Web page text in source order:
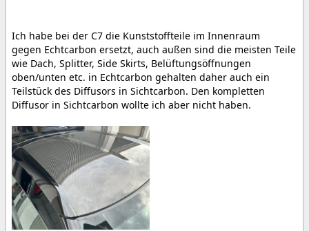
Ich habe bei der C7 die Kunststoffteile im Innenraum
gegen Echtcarbon ersetzt, auch außen sind die meisten Teile
wie Dach, Splitter, Side Skirts, Belüftungsöffnungen
oben/unten etc. in Echtcarbon gehalten daher auch ein
Teilstück des Diffusors in Sichtcarbon. Den kompletten
Diffusor in Sichtcarbon wollte ich aber nicht haben.